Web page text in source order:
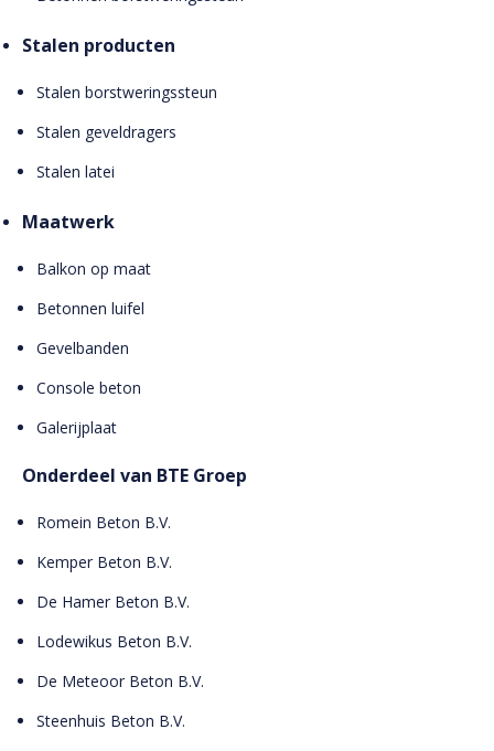
Stalen producten
Stalen borstweringssteun
Stalen geveldragers
Stalen latei
Maatwerk
Balkon op maat
Betonnen luifel
Gevelbanden
Console beton
Galerijplaat
Onderdeel van BTE Groep
Romein Beton B.V.
Kemper Beton B.V.
De Hamer Beton B.V.
Lodewikus Beton B.V.
De Meteoor Beton B.V.
Steenhuis Beton B.V.